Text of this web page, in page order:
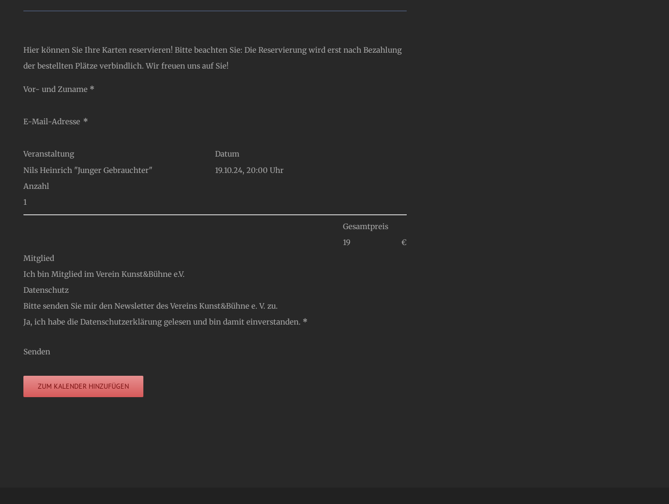
Hier können Sie Ihre Karten reservieren! Bitte beachten Sie: Die Reservierung wird erst nach Bezahlung
der bestellten Plätze verbindlich. Wir freuen uns auf Sie!
Abschnitt
Vor- und Zuname *
E-Mail-Adresse *
Veranstaltung Datum
Anzahl
Gesamtpreis
€
Mitglied
Ich bin Mitglied im Verein Kunst&Bühne e.V.
Datenschutz
Bitte senden Sie mir den Newsletter des Vereins Kunst&Bühne e. V. zu.
Ja, ich habe die Datenschutzerklärung gelesen und bin damit einverstanden. *
Senden
ZUM KALENDER HINZUFÜGEN